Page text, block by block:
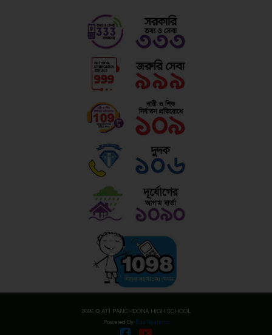
2026 © ATI PANCHDONA HIGH SCHOOL
Powered By Edu Systems